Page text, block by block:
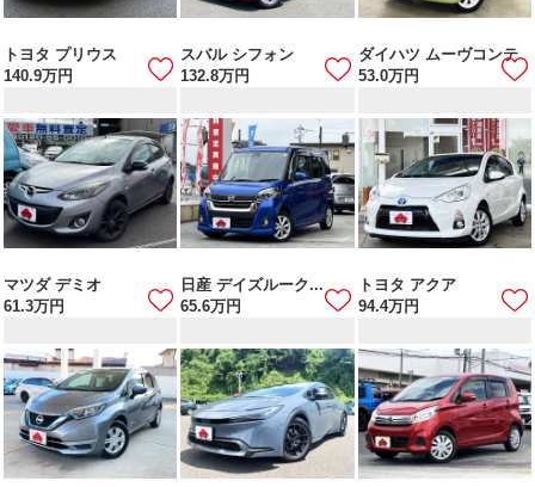
トヨタ プリウス
140.9万円
スバル シフォン
132.8万円
ダイハツ ムーヴコンテ
53.0万円
マツダ デミオ
61.3万円
日産 デイズルーク...
65.6万円
トヨタ アクア
94.4万円